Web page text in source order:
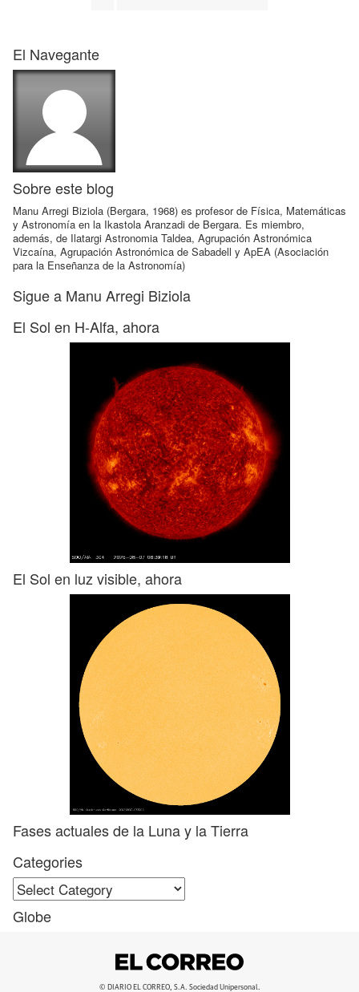
El Navegante
Sobre este blog
Manu Arregi Biziola (Bergara, 1968) es profesor de Física, Matemáticas
y Astronomía en la Ikastola Aranzadi de Bergara. Es miembro,
además, de Ilatargi Astronomia Taldea, Agrupación Astronómica
Vizcaína, Agrupación Astronómica de Sabadell y ApEA (Asociación
para la Enseñanza de la Astronomía)
Sigue a Manu Arregi Biziola
El Sol en H-Alfa, ahora
El Sol en luz visible, ahora
Fases actuales de la Luna y la Tierra
Categories
Categories
Globe
© DIARIO EL CORREO, S.A. Sociedad Unipersonal.